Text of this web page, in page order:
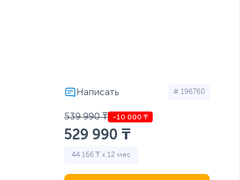
# 196760
539 990 ₸
529 990 ₸
44 166 ₸ x 12 мес